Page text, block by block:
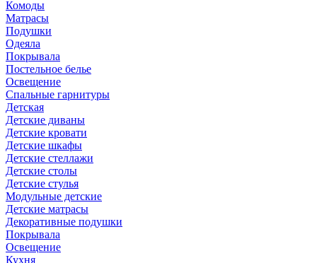
Комоды
Матрасы
Подушки
Одеяла
Покрывала
Постельное белье
Освещение
Спальные гарнитуры
Детская
Детские диваны
Детские кровати
Детские шкафы
Детские стеллажи
Детские столы
Детские стулья
Модульные детские
Детские матрасы
Декоративные подушки
Покрывала
Освещение
Кухня